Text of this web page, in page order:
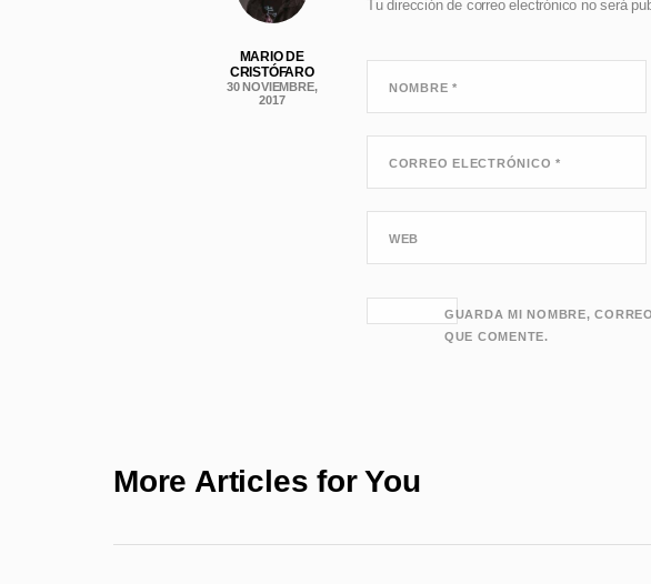
MARIO DE
CRISTÓFARO
30 NOVIEMBRE,
2017
Tu dirección de correo electrónico no será
NOMBRE*
CORREO ELECTRÓNICO*
WEB
GUARDA MI NOMBRE,
QUE COMENTE.
More Articles for You